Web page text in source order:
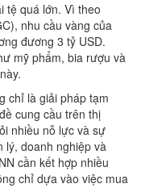
tệ quá lớn. Vì theo
nhu cầu vàng của
đương 3 tỷ USD.
mỹ phẩm, bia rượu và
chỉ là giải pháp tạm
cung cầu trên thị
nhiều nỗ lực và sự
lý, doanh nghiệp và
cần kết hợp nhiều
chỉ dựa vào việc mua